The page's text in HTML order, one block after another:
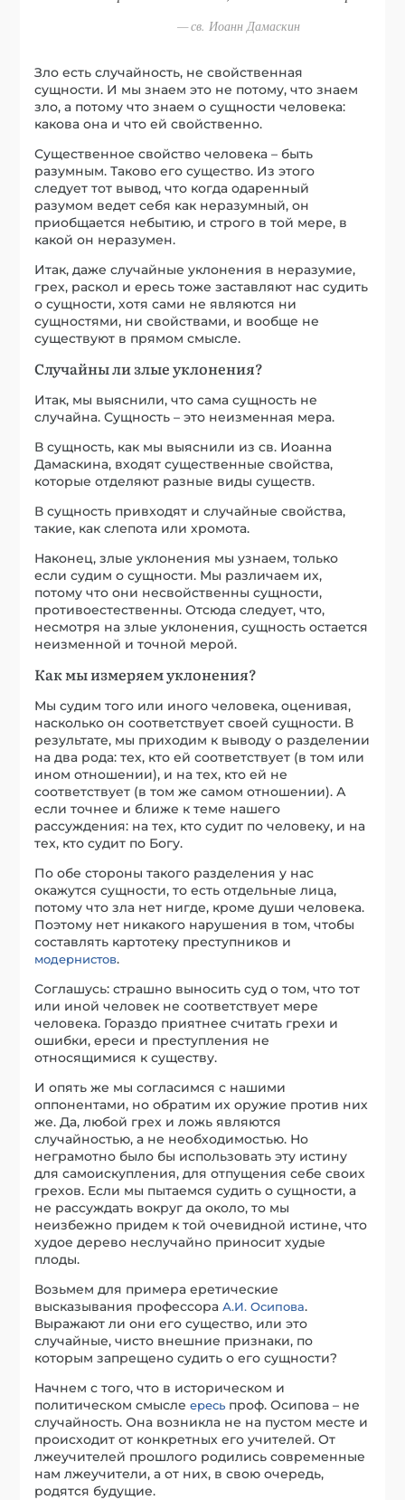
св. Иоанн Дамаскин
Зло есть случайность, не свойственная
сущности. И мы знаем это не потому, что знаем
зло, а потому что знаем о сущности человека:
какова она и что ей свойственно.
Существенное свойство человека – быть
разумным. Таково его существо. Из этого
следует тот вывод, что когда одаренный
разумом ведет себя как неразумный, он
приобщается небытию, и строго в той мере, в
какой он неразумен.
Итак, даже случайные уклонения в неразумие,
грех, раскол и ересь тоже заставляют нас судить
о сущности, хотя сами не являются ни
сущностями, ни свойствами, и вообще не
существуют в прямом смысле.
Случайны ли злые уклонения?
Итак, мы выяснили, что сама сущность не
случайна. Сущность – это неизменная мера.
В сущность, как мы выяснили из св. Иоанна
Дамаскина, входят существенные свойства,
которые отделяют разные виды существ.
В сущность привходят и случайные свойства,
такие, как слепота или хромота.
Наконец, злые уклонения мы узнаем, только
если судим о сущности. Мы различаем их,
потому что они несвойственны сущности,
противоестественны. Отсюда следует, что,
несмотря на злые уклонения, сущность остается
неизменной и точной мерой.
Как мы измеряем уклонения?
Мы судим того или иного человека, оценивая,
насколько он соответствует своей сущности. В
результате, мы приходим к выводу о разделении
на два рода: тех, кто ей соответствует (в том или
ином отношении), и на тех, кто ей не
соответствует (в том же самом отношении). А
если точнее и ближе к теме нашего
рассуждения: на тех, кто судит по человеку, и на
тех, кто судит по Богу.
По обе стороны такого разделения у нас
окажутся сущности, то есть отдельные лица,
потому что зла нет нигде, кроме души человека.
Поэтому нет никакого нарушения в том, чтобы
составлять картотеку преступников и
модернистов.
Соглашусь: страшно выносить суд о том, что тот
или иной человек не соответствует мере
человека. Гораздо приятнее считать грехи и
ошибки, ереси и преступления не
относящимися к существу.
И опять же мы согласимся с нашими
оппонентами, но обратим их оружие против них
же. Да, любой грех и ложь являются
случайностью, а не необходимостью. Но
неграмотно было бы использовать эту истину
для самоискупления, для отпущения себе своих
грехов. Если мы пытаемся судить о сущности, а
не рассуждать вокруг да около, то мы
неизбежно придем к той очевидной истине, что
худое дерево неслучайно приносит худые
плоды.
Возьмем для примера еретические
высказывания профессораА.И. Осипова.
Выражают ли они его существо, или это
случайные, чисто внешние признаки, по
которым запрещено судить о его сущности?
Начнем с того, что в историческом и
политическом смыслеересь проф. Осипова – не
случайность. Она возникла не на пустом месте и
происходит от конкретных его учителей. От
лжеучителей прошлого родились современные
нам лжеучители, а от них, в свою очередь,
родятся будущие.